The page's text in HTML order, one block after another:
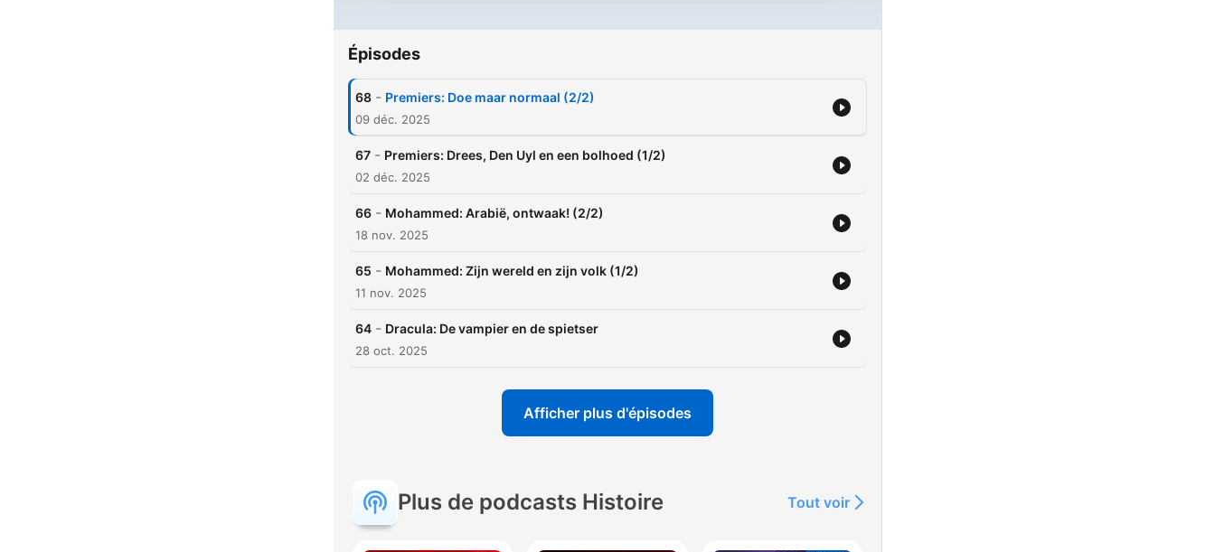
Épisodes
68 - Premiers: Doe maar normaal (2/2)
09 déc. 2025
67 - Premiers: Drees, Den Uyl en een bolhoed (1/2)
02 déc. 2025
66 - Mohammed: Arabië, ontwaak! (2/2)
18 nov. 2025
65 - Mohammed: Zijn wereld en zijn volk (1/2)
11 nov. 2025
64 - Dracula: De vampier en de spietser
28 oct. 2025
Afficher plus d'épisodes
Plus de podcasts Histoire Tout voir